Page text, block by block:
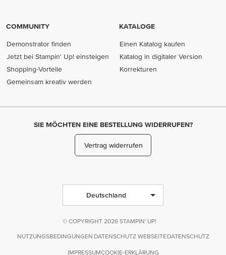
COMMUNITY
Demonstrator finden
Jetzt bei Stampin' Up! einsteigen
Shopping-Vorteile
Gemeinsam kreativ werden
KATALOGE
Einen Katalog kaufen
Katalog in digitaler Version
Korrekturen
SIE MÖCHTEN EINE BESTELLUNG WIDERRUFEN?
Vertrag widerrufen
Deutschland
© COPYRIGHT 2026 STAMPIN' UP!
NUTZUNGSBEDINGUNGEN DATENSCHUTZ WEBSEITE DATENSCHUTZ
IMPRESSUMCOOKIE-ERKLÄRUNG